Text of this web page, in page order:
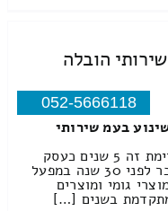
הובלה
052-5666118
בעמ שירותי
טלאור בטיחות קיימת זה 5 שנים כעסק
משפחתי שהחל כבר לפני 30 שנה במפעל
גומי ומוצרים
מתקדמת בשנים […]